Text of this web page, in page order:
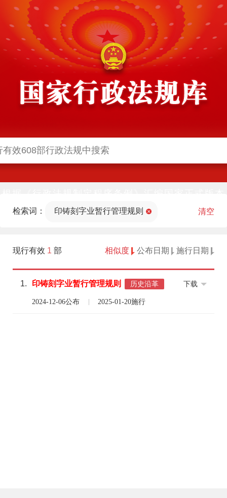
法部官网)同步公布
检索词： 印铸刻字业暂行管理规则 清空
现行有效 1 部 相似度 公布日期 施行日期
1. 印铸刻字业暂行管理规则 历史沿革
2024-12-06公布 2025-01-20施行
下载